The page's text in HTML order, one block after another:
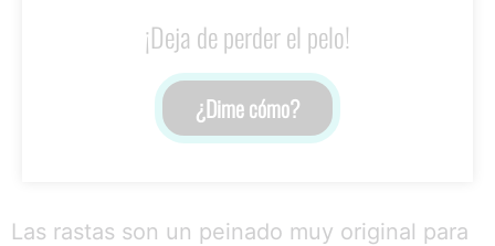
¡Deja de perder el pelo!
¿Dime cómo?
Las rastas son un peinado muy original para